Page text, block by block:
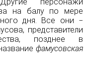
на балу по мере
дня. Все они −
представители
позднее в
фамусовская